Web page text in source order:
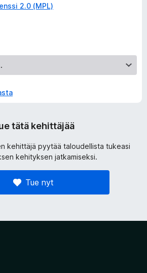
2.0 (MPL)
tätä kehittäjää
kehittäjä pyytää taloudellista tukeasi
kehityksen jatkamiseksi.
Tue nyt